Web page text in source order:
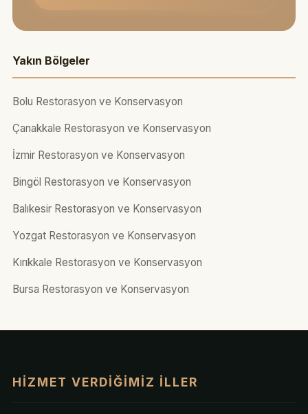
Yakın Bölgeler
Bolu Restorasyon ve Konservasyon
Çanakkale Restorasyon ve Konservasyon
İzmir Restorasyon ve Konservasyon
Bingöl Restorasyon ve Konservasyon
Balıkesir Restorasyon ve Konservasyon
Yozgat Restorasyon ve Konservasyon
Kırıkkale Restorasyon ve Konservasyon
Bursa Restorasyon ve Konservasyon
HIZMET VERDIĞIMIZ İLLER